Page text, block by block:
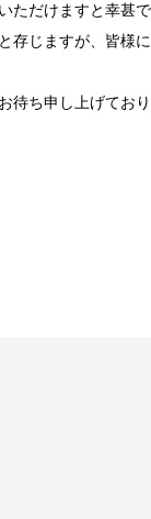
ただけますと幸甚
存じますが、皆様